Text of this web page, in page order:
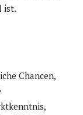
ist.
Chancen,